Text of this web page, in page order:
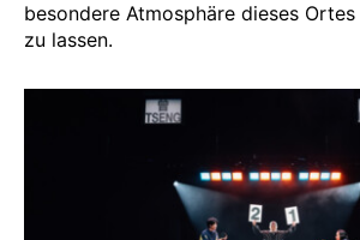
besondere Atmosphäre dieses
zu lassen.